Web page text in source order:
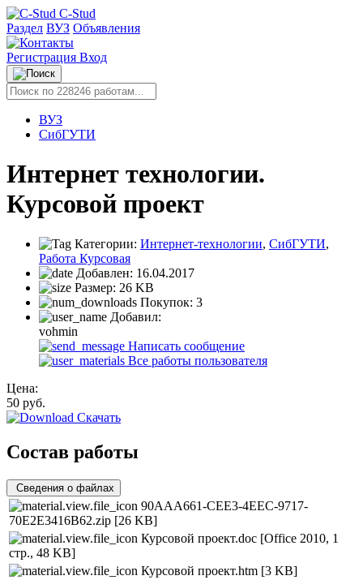
C-Stud
Раздел ВУЗ Объявления
Регистрация Вход
ВУЗ
СибГУТИ
Интернет технологии.
Курсовой проект
Категории: Интернет-технологии, СибГУТИ,
Работа Курсовая
Добавлен: 16.04.2017
Размер: 26 KB
Покупок: 3
Добавил:
vohmin
Написать сообщение
Все работы пользователя
Цена:
50 руб.
Скачать
Состав работы
Сведения о файлах
90AAA661-CEE3-4EEC-9717-
70E2E3416B62.zip [26 KB]
Курсовой проект.doc [Office 2010, 1
стр., 48 KB]
Курсовой проект.htm [3 KB]